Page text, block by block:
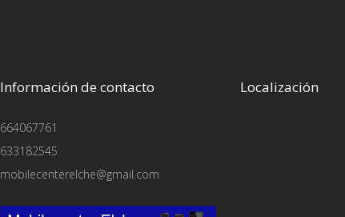
Información de contacto
664067761
633182545
mobilecenterelche@gmail.com
Localización